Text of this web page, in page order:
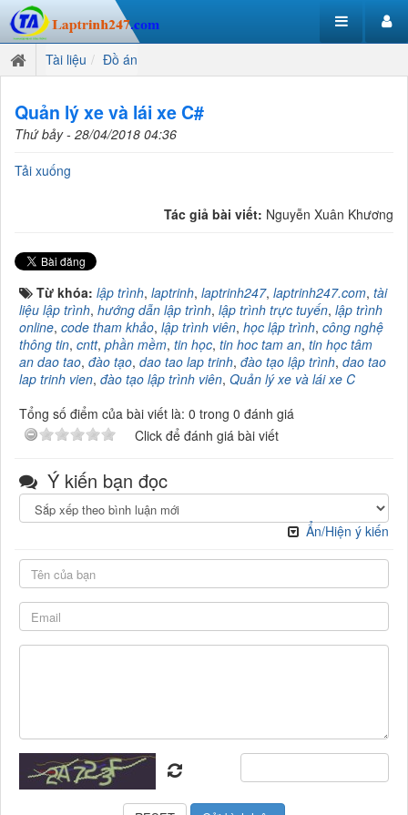
Tài liệu Đồ án
Quản lý xe và lái xe C#
Thứ bảy - 28/04/2018 04:36
Tải xuống
Tác giả bài viết: Nguyễn Xuân Khương
Từ khóa: lập trình, laptrinh, laptrinh247, laptrinh247.com, tài
liệu lập trình, hướng dẫn lập trình, lập trình trực tuyến, lập trình
online, code tham khảo, lập trình viên, học lập trình, công nghệ
thông tin, cntt, phần mềm, tin học, tin hoc tam an, tin học tâm
an dao tao, đào tạo, dao tao lap trinh, đào tạo lập trình, dao tao
lap trinh vien, đào tạo lập trình viên, Quản lý xe và lái xe C
Tổng số điểm của bài viết là: 0 trong 0 đánh giá
Click để đánh giá bài viết
Ý kiến bạn đọc
Ẩn/Hiện ý kiến